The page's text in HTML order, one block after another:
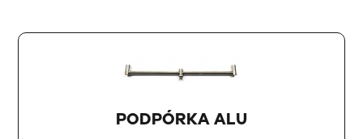
PODPÓRKA ALU